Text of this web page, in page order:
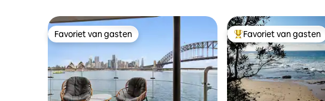
Favoriet van gasten
Favoriet van gasten Topfavoriet van gasten
Favoriet van gasten